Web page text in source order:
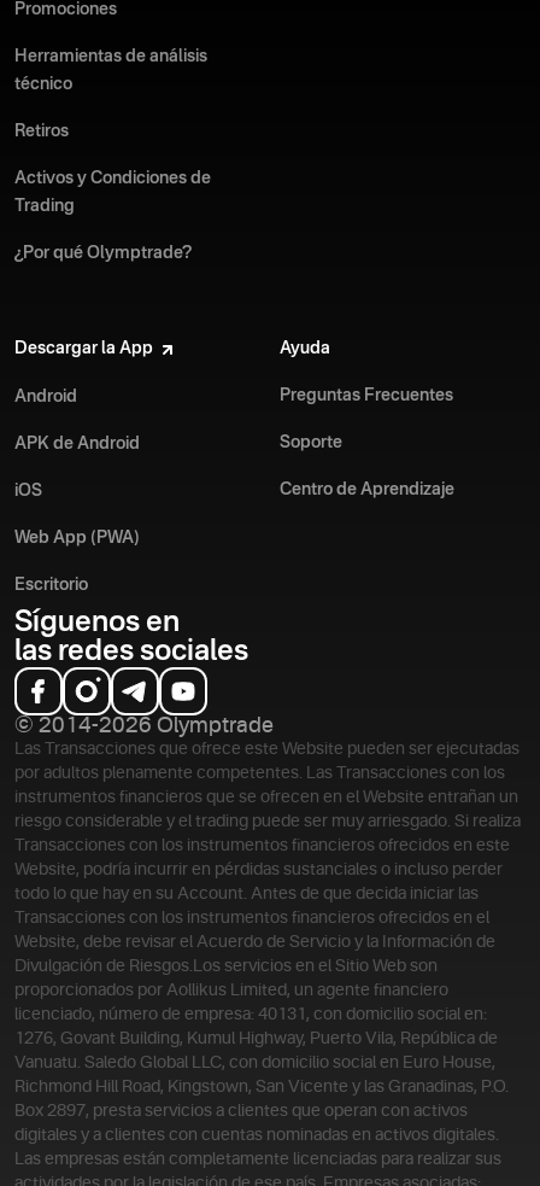
Promociones
Herramientas de análisis
técnico
Retiros
Activos y Condiciones de
Trading
¿Por qué Olymptrade?
Descargar la App
Android
APK de Android
iOS
Web App (PWA)
Escritorio
Ayuda
Preguntas Frecuentes
Soporte
Centro de Aprendizaje
Síguenos en
las redes sociales
© 2014-2026 Olymptrade
Las Transacciones que ofrece este Website pueden ser ejecutadas
por adultos plenamente competentes. Las Transacciones con los
instrumentos financieros que se ofrecen en el Website entrañan un
riesgo considerable y el trading puede ser muy arriesgado. Si realiza
Transacciones con los instrumentos financieros ofrecidos en este
Website, podría incurrir en pérdidas sustanciales o incluso perder
todo lo que hay en su Account. Antes de que decida iniciar las
Transacciones con los instrumentos financieros ofrecidos en el
Website, debe revisar el Acuerdo de Servicio y la Información de
Divulgación de Riesgos. Los servicios en el Sitio Web son
proporcionados por Aollikus Limited, un agente financiero
licenciado, número de empresa: 40131, con domicilio social en:
1276, Govant Building, Kumul Highway, Puerto Vila, República de
Vanuatu. Saledo Global LLC, con domicilio social en Euro House,
Richmond Hill Road, Kingstown, San Vicente y las Granadinas, P.O.
Box 2897, presta servicios a clientes que operan con activos
digitales y a clientes con cuentas nominadas en activos digitales.
Las empresas están completamente licenciadas para realizar sus